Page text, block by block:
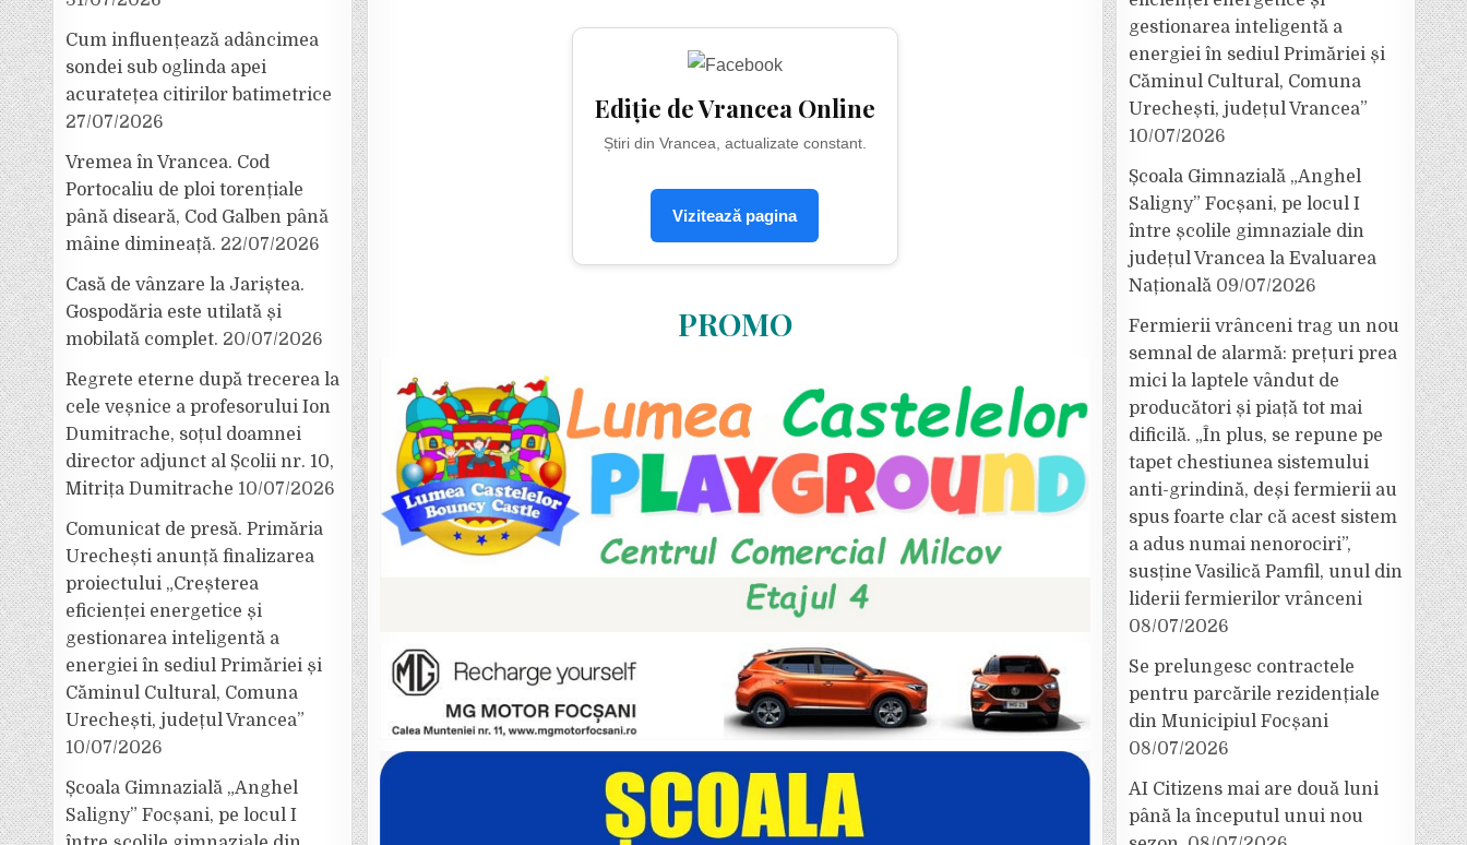
Ediție de Vrancea Online
Știri din Vrancea, actualizate constant.
Vizitează pagina
PROMO
Cum influențează adâncimea
sondei sub oglinda apei
acuratețea citirilor batimetrice
27/07/2026
Vremea în Vrancea. Cod
Portocaliu de ploi torențiale
până diseară, Cod Galben până
mâine dimineață. 22/07/2026
Casă de vânzare la Jariștea.
Gospodăria este utilată și
mobilată complet. 20/07/2026
Regrete eterne după trecerea la
cele veșnice a profesorului Ion
Dumitrache, soțul doamnei
director adjunct al Școlii nr. 10,
Mitrița Dumitrache 10/07/2026
Comunicat de presă. Primăria
Urechești anunță finalizarea
proiectului „Creșterea
eficienței energetice și
gestionarea inteligentă a
energiei în sediul Primăriei și
Căminul Cultural, Comuna
Urechești, județul Vrancea”
10/07/2026
Școala Gimnazială „Anghel
Saligny” Focșani, pe locul I
gestionarea inteligentă a
energiei în sediul Primăriei și
Căminul Cultural, Comuna
Urechești, județul Vrancea”
10/07/2026
Școala Gimnazială „Anghel
Saligny” Focșani, pe locul I
între școlile gimnaziale din
județul Vrancea la Evaluarea
Națională 09/07/2026
Fermierii vrânceni trag un nou
semnal de alarmă: prețuri prea
mici la laptele vândut de
producători și piață tot mai
dificilă. „În plus, se repune pe
tapet chestiunea sistemului
anti-grindină, deși fermierii au
spus foarte clar că acest sistem
a adus numai nenorociri”,
susține Vasilică Pamfil, unul din
liderii fermierilor vrânceni
08/07/2026
Se prelungesc contractele
pentru parcările rezidențiale
din Municipiul Focșani
08/07/2026
AI Citizens mai are două luni
până la începutul unui nou